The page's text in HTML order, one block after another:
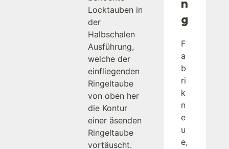
Locktauben in
der
Halbschalen
Ausführung,
welche der
einfliegenden
Ringeltaube
von oben her
die Kontur
einer äsenden
Ringeltaube
vortäuscht.
n
g
F
a
b
ri
k
n
e
u
e,